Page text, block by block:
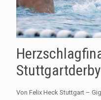
Stuttgartderby
Von Felix Heck Stuttgart –